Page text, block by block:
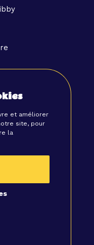
et améliorer
site, pour
la